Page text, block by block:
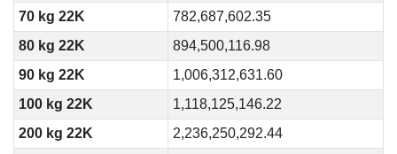
70 kg 22K
782,687,602.35
80 kg 22K
894,500,116.98
90 kg 22K
1,006,312,631.60
100 kg 22K
1,118,125,146.22
200 kg 22K
2,236,250,292.44